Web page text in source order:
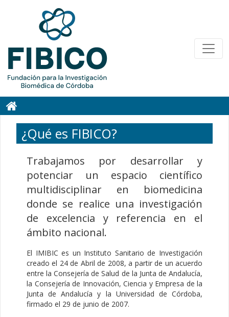
¿Qué es FIBICO?
Trabajamos por desarrollar y
potenciar un espacio científico
multidisciplinar en biomedicina
donde se realice una investigación
de excelencia y referencia en el
ámbito nacional.
El IMIBIC es un Instituto Sanitario de Investigación
creado el 24 de Abril de 2008, a partir de un acuerdo
entre la Consejería de Salud de la Junta de Andalucía,
la Consejería de Innovación, Ciencia y Empresa de la
Junta de Andalucía y la Universidad de Córdoba,
firmado el 29 de junio de 2007.